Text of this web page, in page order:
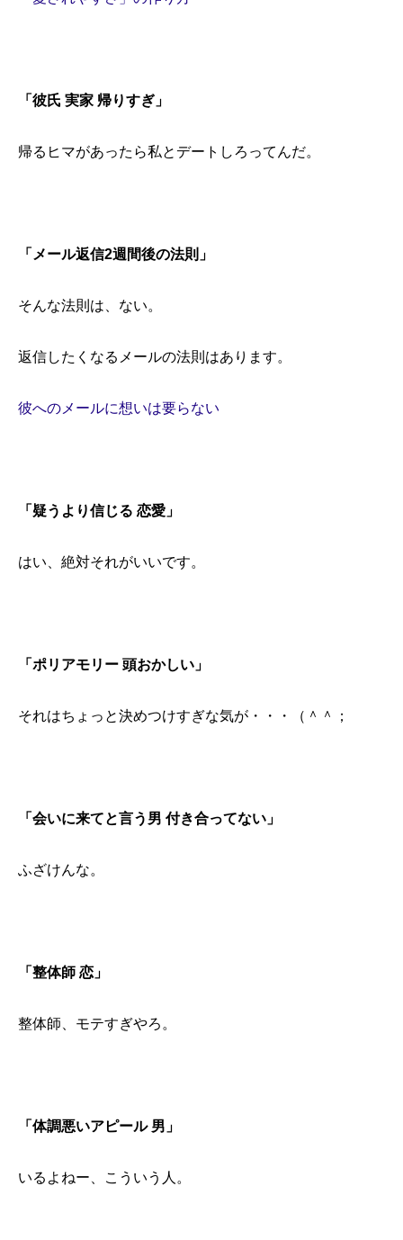
「彼氏 実家 帰りすぎ」
帰るヒマがあったら私とデートしろってんだ。
「メール返信2週間後の法則」
そんな法則は、ない。
返信したくなるメールの法則はあります。
彼へのメールに想いは要らない
「疑うより信じる 恋愛」
はい、絶対それがいいです。
「ポリアモリー 頭おかしい」
それはちょっと決めつけすぎな気が・・・（＾＾；
「会いに来てと言う男 付き合ってない」
ふざけんな。
「整体師 恋」
整体師、モテすぎやろ。
「体調悪いアピール 男」
いるよねー、こういう人。